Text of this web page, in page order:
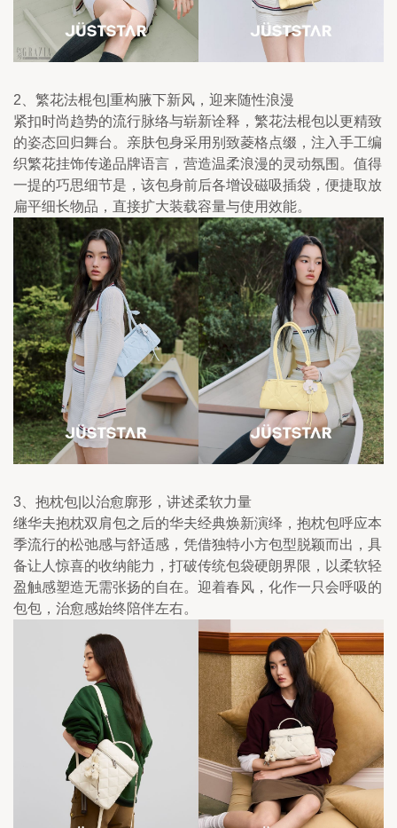
2、繁花法棍包|重构腋下新风，迎来随性浪漫
紧扣时尚趋势的流行脉络与崭新诠释，繁花法棍包以更精致
的姿态回归舞台。亲肤包身采用别致菱格点缀，注入手工编
织繁花挂饰传递品牌语言，营造温柔浪漫的灵动氛围。值得
一提的巧思细节是，该包身前后各增设磁吸插袋，便捷取放
扁平细长物品，直接扩大装载容量与使用效能。
3、抱枕包|以治愈廓形，讲述柔软力量
继华夫抱枕双肩包之后的华夫经典焕新演绎，抱枕包呼应本
季流行的松弛感与舒适感，凭借独特小方包型脱颖而出，具
备让人惊喜的收纳能力，打破传统包袋硬朗界限，以柔软轻
盈触感塑造无需张扬的自在。迎着春风，化作一只会呼吸的
包包，治愈感始终陪伴左右。